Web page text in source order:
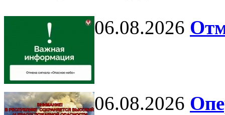
06.08.2026
06.08.2026